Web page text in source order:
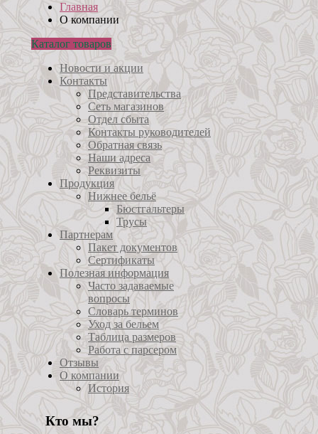
Главная
О компании
Каталог товаров
Новости и акции
Контакты
Представительства
Сеть магазинов
Отдел сбыта
Контакты руководителей
Обратная связь
Наши адреса
Реквизиты
Продукция
Нижнее бельё
Бюстгальтеры
Трусы
Партнерам
Пакет документов
Сертификаты
Полезная информация
Часто задаваемые
вопросы
Словарь терминов
Уход за бельем
Таблица размеров
Работа с парсером
Отзывы
О компании
История
Кто мы?